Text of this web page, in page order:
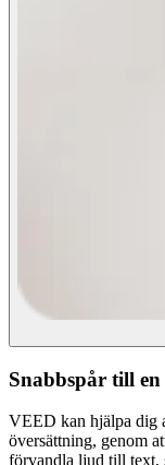
Snabbspår till
VEED kan hjälpa dig
översättning, genom
förvandla ljud till text,